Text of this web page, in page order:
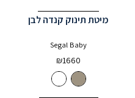
מיטת תינוק קנדה לבן
Segal Baby
₪1660